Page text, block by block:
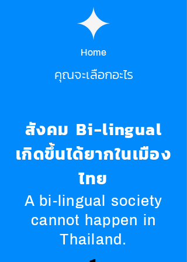
Home
คุณจะเลือกอะไร
สังคม Bi-lingual
เกิดขึ้นได้ยากในเมือง
ไทย
A bi-lingual society
cannot happen in
Thailand.